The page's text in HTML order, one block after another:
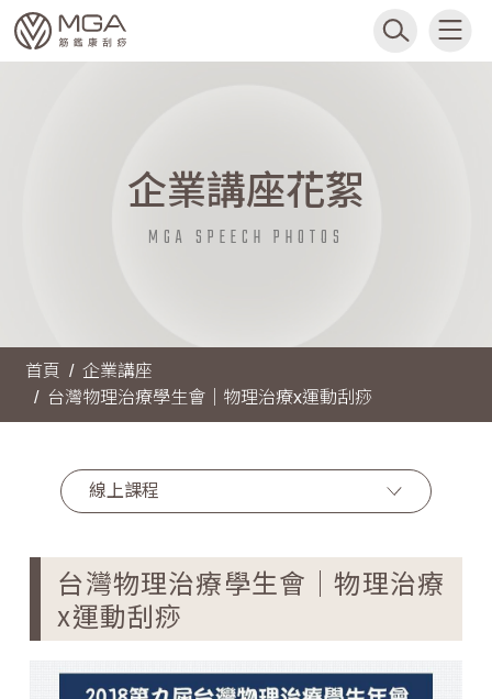
企業講座花絮
MGA SPEECH PHOTOS
首頁
企業講座
台灣物理治療學生會｜物理治療x運動刮痧
線上課程
台灣物理治療學生會｜物理治療
x運動刮痧